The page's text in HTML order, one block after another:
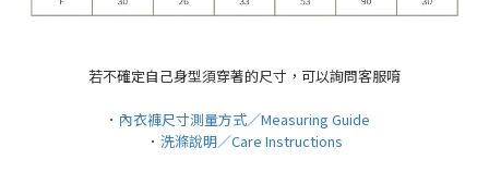
若不確定自己身型須穿著的尺寸，可以詢問客服唷
． 內衣褲尺寸測量方式／Measuring Guide
． 洗滌說明／Care Instructions